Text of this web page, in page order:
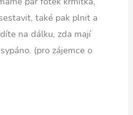
také pak plnit a
na dálku, zda mají
(pro zájemce o